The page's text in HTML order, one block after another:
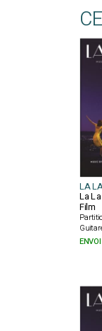
LA
La
Film